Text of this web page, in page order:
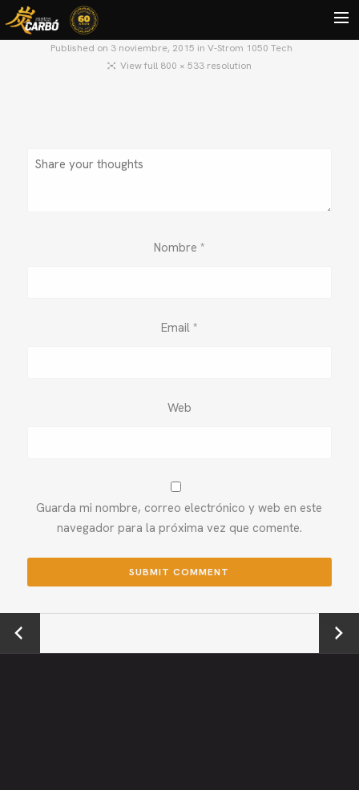
BLOG
Published on 3 noviembre, 2015 in V-Strom 1050 Tech
View full 800 × 533 resolution
Nombre *
Email *
Web
Guarda mi nombre, correo electrónico y web en este
navegador para la próxima vez que comente.
←
Previou
Next →